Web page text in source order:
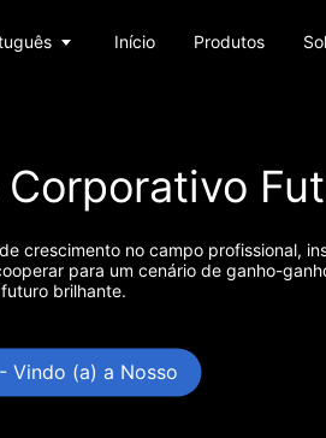
Início Produtos
Corporativo
crescimento no campo profissional,
para um cenário de ganho-
brilhante.
Vindo (a) a Nosso